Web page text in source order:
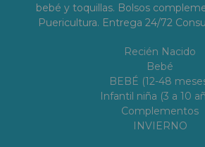
bebé y toquillas. Bolsos
Puericultura. Entrega 24/72
Recién Nacido
Bebé
BEBÉ (12-48
Infantil niña (3 a 10
Complementos
INVIERNO